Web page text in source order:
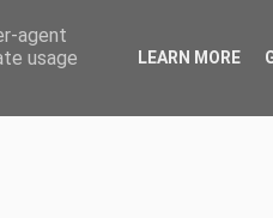
INNE
agent
usage
LEARN MORE